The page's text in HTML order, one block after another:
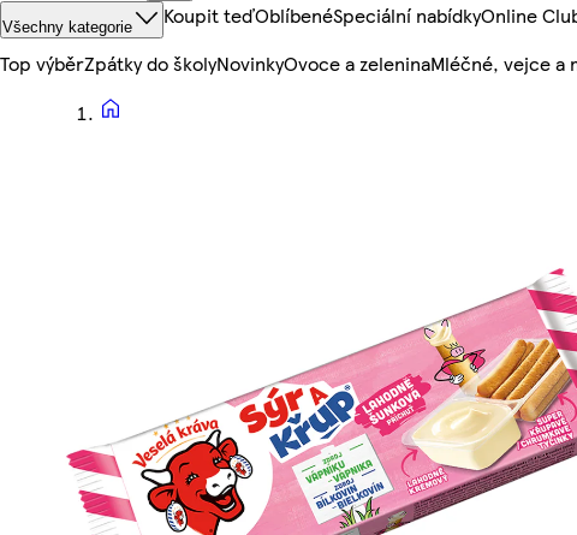
Všechny kategorie Koupit teďOblíbenéSpeciální nabídkyOnline
Top výběrZpátky do školyNovinkyOvoce a zeleninaMléčné, vejce a